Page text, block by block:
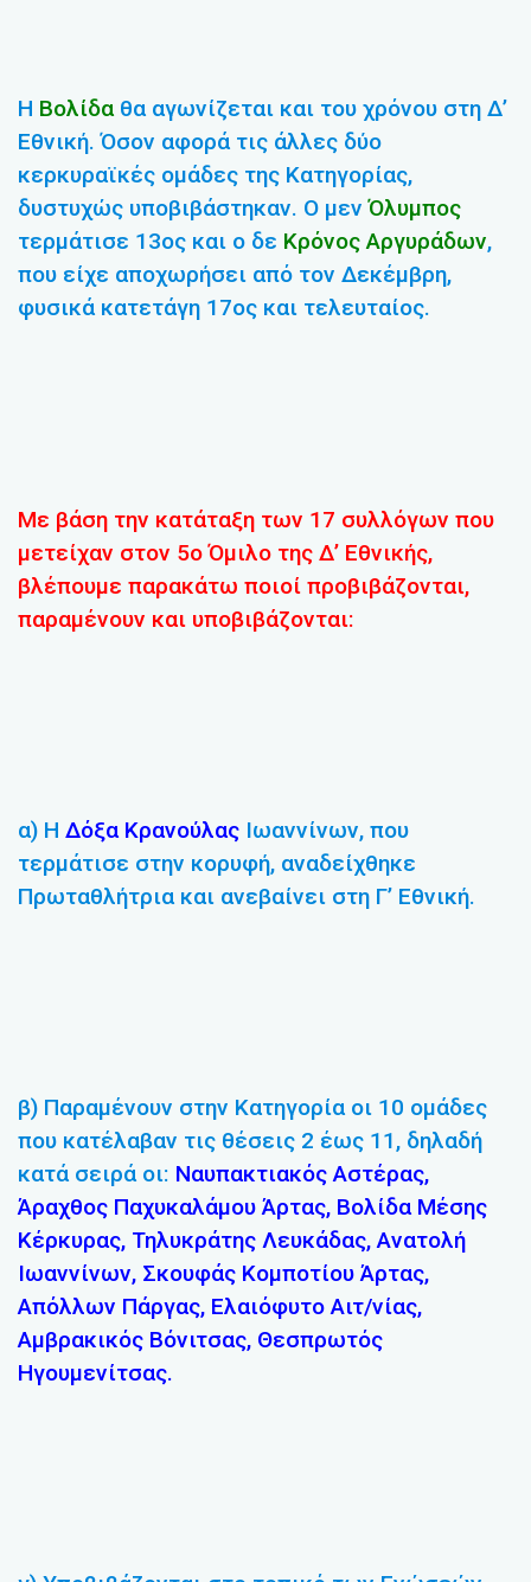
Η Βολίδαθα αγωνίζεται και του χρόνου στη Δ’
Εθνική. Όσον αφορά τις άλλες δύο
κερκυραϊκές ομάδες της Κατηγορίας,
δυστυχώς υποβιβάστηκαν. Ο μενΌλυμπος
τερμάτισε 13ος και ο δε Κρόνος Αργυράδων,
που είχε αποχωρήσει από τον Δεκέμβρη,
φυσικά κατετάγη 17ος και τελευταίος.
Με βάση την κατάταξη των 17 συλλόγων που
μετείχαν στον 5ο Όμιλο της Δ’ Εθνικής,
βλέπουμε παρακάτω ποιοί προβιβάζονται,
παραμένουν και υποβιβάζονται:
α) Η Δόξα Κρανούλας Ιωαννίνων, που
τερμάτισε στην κορυφή, αναδείχθηκε
Πρωταθλήτρια και ανεβαίνει στη Γ’ Εθνική.
β) Παραμένουν στην Κατηγορία οι 10 ομάδες
που κατέλαβαν τις θέσεις 2 έως 11, δηλαδή
κατά σειρά οι: Ναυπακτιακός Αστέρας,
Άραχθος Παχυκαλάμου Άρτας, Βολίδα Μέσης
Κέρκυρας, Τηλυκράτης Λευκάδας, Ανατολή
Ιωαννίνων, Σκουφάς Κομποτίου Άρτας,
Απόλλων Πάργας, Ελαιόφυτο Αιτ/νίας,
Αμβρακικός Βόνιτσας, Θεσπρωτός
Ηγουμενίτσας.